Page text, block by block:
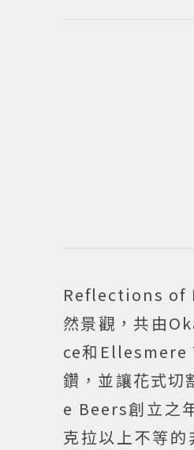
Reflections of
然景觀，共由
ce和Ellesmere
鑽，並讓花式
e Beers創立之
克拉以上不等